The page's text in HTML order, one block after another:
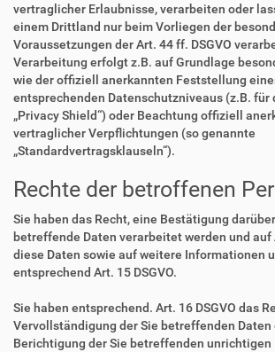
vertraglicher Erlaubnisse, verarbeiten oder
einem Drittland nur beim Vorliegen der
Voraussetzungen der Art. 44 ff. DSGVO
Verarbeitung erfolgt z.B. auf Grundlage
wie der offiziell anerkannten Feststellung
entsprechenden Datenschutzniveaus (z.B. für
„Privacy Shield“) oder Beachtung offiziell
vertraglicher Verpflichtungen (so genannte
„Standardvertragsklauseln“).
Rechte der betroffenen
Sie haben das Recht, eine Bestätigung
betreffende Daten verarbeitet werden und
diese Daten sowie auf weitere Informationen
entsprechend Art. 15 DSGVO.
Sie haben entsprechend. Art. 16 DSGVO das
Vervollständigung der Sie betreffenden Daten
Berichtigung der Sie betreffenden unrichtigen